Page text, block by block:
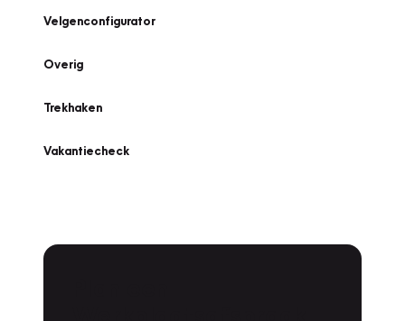
Velgenconfigurator
Overig
Trekhaken
Vakantiecheck